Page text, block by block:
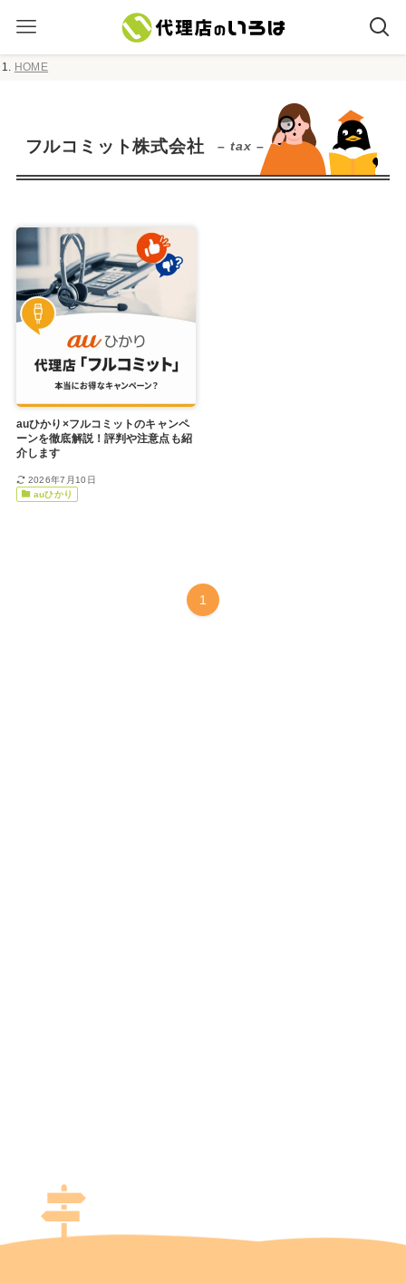
HOME
フルコミット株式会社 – tax –
auひかり×フルコミットのキャンペ
ーンを徹底解説！評判や注意点も紹
介します
2026年7月10日
auひかり
1